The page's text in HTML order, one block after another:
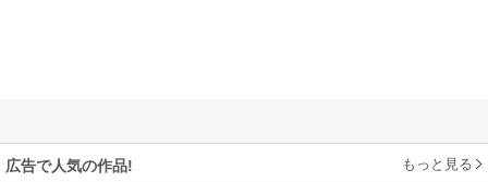
広告で人気の作品! もっと見る